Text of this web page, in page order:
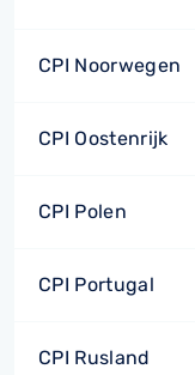
CPI Noorwegen
CPI Oostenrijk
CPI Polen
CPI Portugal
CPI Rusland